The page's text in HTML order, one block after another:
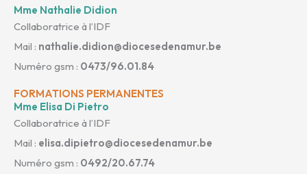
Mme Nathalie Didion
Collaboratrice à l’IDF
Mail : nathalie.didion@diocesedenamur.be
Numéro gsm : 0473/96.01.84
FORMATIONS PERMANENTES
Mme Elisa Di Pietro
Collaboratrice à l’IDF
Mail : elisa.dipietro@diocesedenamur.be
Numéro gsm : 0492/20.67.74